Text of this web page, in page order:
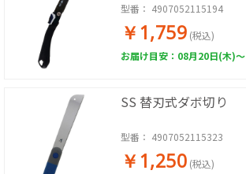
型番： 4907052115194
￥1,759 (税込)
お届け目安：08月20日(木)～
SS 替刃式ダボ切り
型番： 4907052115323
￥1,250 (税込)